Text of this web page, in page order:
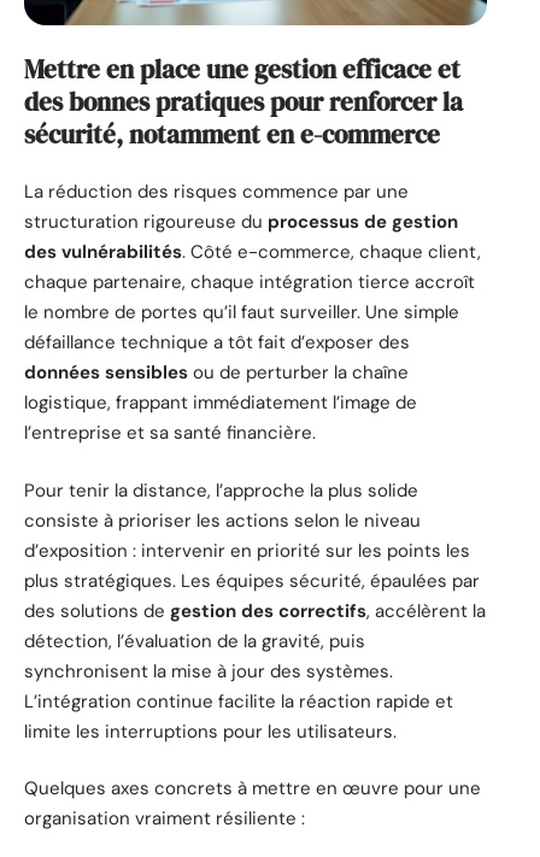
Mettre en place une gestion efficace et
des bonnes pratiques pour renforcer la
sécurité, notamment en e-commerce
La réduction des risques commence par une
structuration rigoureuse du processus de gestion
des vulnérabilités. Côté e-commerce, chaque client,
chaque partenaire, chaque intégration tierce accroît
le nombre de portes qu’il faut surveiller. Une simple
défaillance technique a tôt fait d’exposer des
données sensibles ou de perturber la chaîne
logistique, frappant immédiatement l’image de
l’entreprise et sa santé financière.
Pour tenir la distance, l’approche la plus solide
consiste à prioriser les actions selon le niveau
d’exposition : intervenir en priorité sur les points les
plus stratégiques. Les équipes sécurité, épaulées par
des solutions de gestion des correctifs, accélèrent la
détection, l’évaluation de la gravité, puis
synchronisent la mise à jour des systèmes.
L’intégration continue facilite la réaction rapide et
limite les interruptions pour les utilisateurs.
Quelques axes concrets à mettre en œuvre pour une
organisation vraiment résiliente :